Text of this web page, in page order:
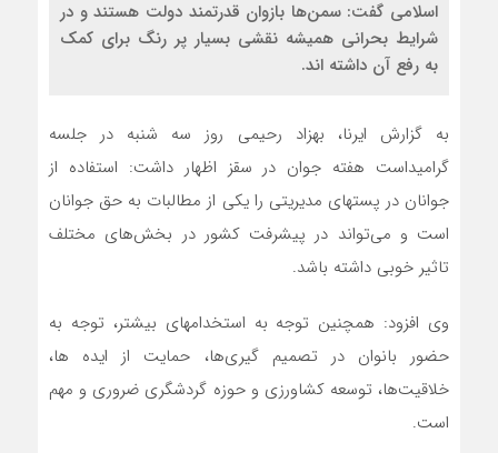
اسلامی گفت: سمن‌ها بازوان قدرتمند دولت هستند و در
شرایط بحرانی همیشه نقشی بسیار پر رنگ برای کمک
به رفع آن داشته اند.
به گزارش ایرنا، بهزاد رحیمی روز سه شنبه در جلسه
گرامیداست هفته جوان در سقز اظهار داشت: استفاده از
جوانان در پستهای مدیریتی را یکی از مطالبات به حق جوانان
است و می‌تواند در پیشرفت کشور در بخش‌های مختلف
تاثیر خوبی داشته باشد.
وی افزود: همچنین توجه به استخدامهای بیشتر، توجه به
حضور بانوان در تصمیم گیری‌ها، حمایت از ایده ها،
خلاقیت‌ها، توسعه کشاورزی و حوزه گردشگری ضروری و مهم
است.